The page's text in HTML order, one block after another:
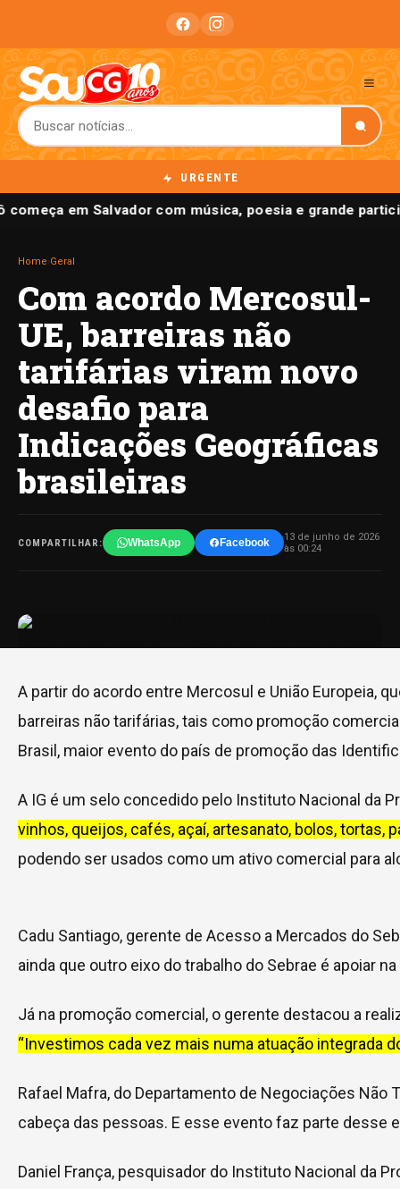
URGENTE
começa em Salvador com música, poesia e grande
Home Geral
Com acordo Mercosul-
UE, barreiras não
tarifárias viram novo
desafio para
Indicações Geográficas
brasileiras
COMPARTILHAR: WhatsApp Facebook
13 de junho de 2026
às 00:24
A partir do acordo entre Mercosul e União Europeia,
barreiras não tarifárias, tais como promoção
Brasil, maior evento do país de promoção das
A IG é um selo concedido pelo Instituto Nacional da
vinhos, queijos, cafés, açaí, artesanato, bolos, tortas,
podendo ser usados como um ativo comercial para
Cadu Santiago, gerente de Acesso a Mercados do
ainda que outro eixo do trabalho do Sebrae é apoiar
Já na promoção comercial, o gerente destacou a
“Investimos cada vez mais numa atuação integrada
Rafael Mafra, do Departamento de Negociações
cabeça das pessoas. E esse evento faz parte desse
Daniel França, pesquisador do Instituto Nacional da